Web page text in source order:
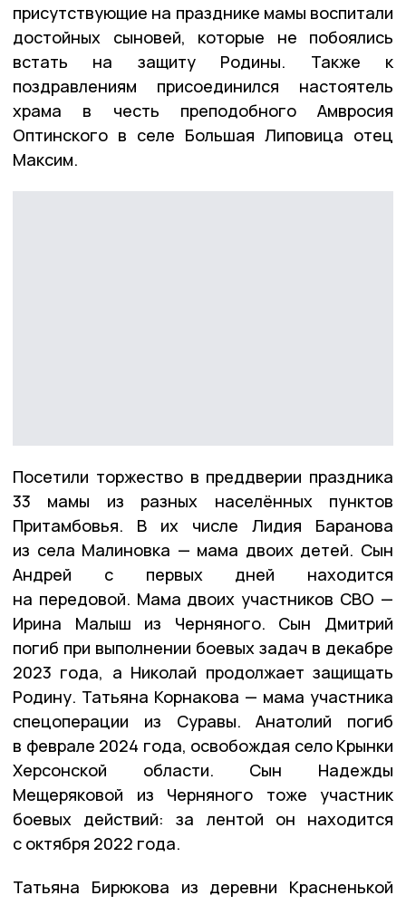
присутствующие на празднике мамы воспитали
достойных сыновей, которые не побоялись
встать на защиту Родины. Также к
поздравлениям присоединился настоятель
храма в честь преподобного Амвросия
Оптинского в селе Большая Липовица отец
Максим.
Посетили торжество в преддверии праздника
33 мамы из разных населённых пунктов
Притамбовья. В их числе Лидия Баранова
из села Малиновка — мама двоих детей. Сын
Андрей с первых дней находится
на передовой. Мама двоих участников СВО —
Ирина Малыш из Черняного. Сын Дмитрий
погиб при выполнении боевых задач в декабре
2023 года, а Николай продолжает защищать
Родину. Татьяна Корнакова — мама участника
спецоперации из Суравы. Анатолий погиб
в феврале 2024 года, освобождая село Крынки
Херсонской области. Сын Надежды
Мещеряковой из Черняного тоже участник
боевых действий: за лентой он находится
с октября 2022 года.
Татьяна Бирюкова из деревни Красненькой